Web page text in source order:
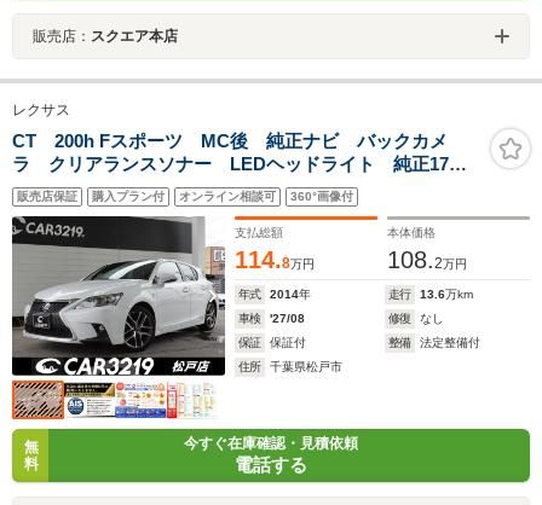
販売店： スクエア本店
レクサス
CT 200h Fスポーツ MC後 純正ナビ バックカメ
ラ クリアランスソナー LEDヘッドライト 純正17イ
ンチAW クルーズコントロール パドルシフト シート
ヒーター パワーシート スマートエントリー デジタ
ルインナーミラー ETC
販売店保証 購入プラン付 オンライン相談可 360°画像付
支払総額
114.8万円
本体価格
108.2万円
年式 2014年 走行 13.6万km
車検
'27/08 修復
なし
保証
保証付 整備
法定整備付
住所
千葉県松戸市
無
料
今すぐ在庫確認・見積依頼
電話する